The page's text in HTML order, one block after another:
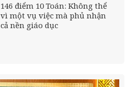
146 điểm 10 Toán: Không thể
vì một vụ việc mà phủ nhận
cả nền giáo dục